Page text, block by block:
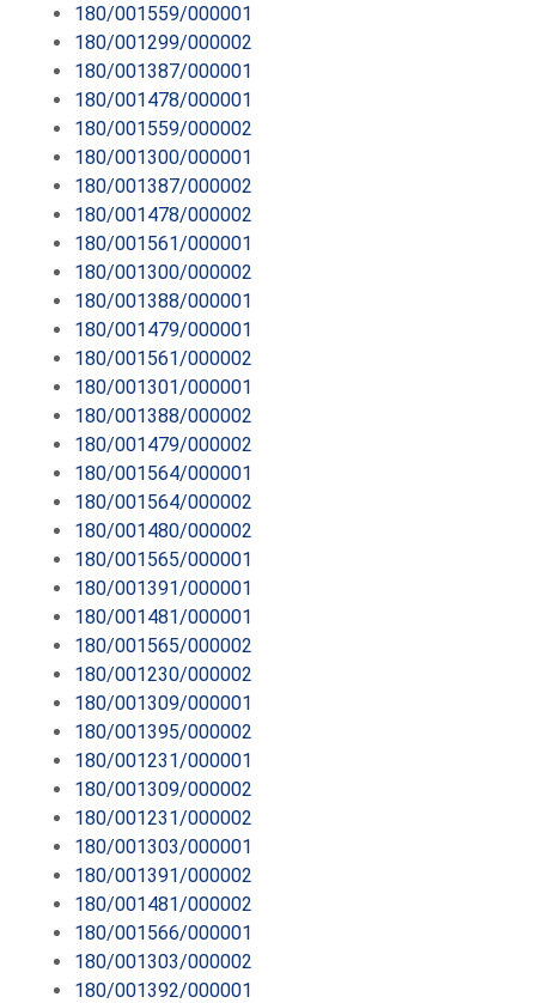
180/001559/000001
180/001299/000002
180/001387/000001
180/001478/000001
180/001559/000002
180/001300/000001
180/001387/000002
180/001478/000002
180/001561/000001
180/001300/000002
180/001388/000001
180/001479/000001
180/001561/000002
180/001301/000001
180/001388/000002
180/001479/000002
180/001564/000001
180/001564/000002
180/001480/000002
180/001565/000001
180/001391/000001
180/001481/000001
180/001565/000002
180/001230/000002
180/001309/000001
180/001395/000002
180/001231/000001
180/001309/000002
180/001231/000002
180/001303/000001
180/001391/000002
180/001481/000002
180/001566/000001
180/001303/000002
180/001392/000001